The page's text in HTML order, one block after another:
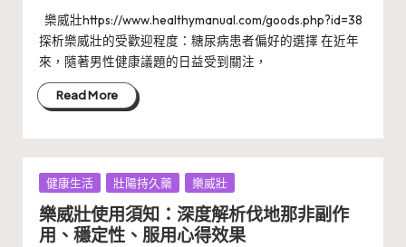
樂威壯https://www.healthymanual.com/goods.php?id=38
探析樂威壯的受歡迎程度：糖尿病患者偏好的選擇 在近年
來，隨著男性健康議題的日益受到關注，
Read More
Posted
in
健康生活 壯陽持久藥 樂威壯
樂威壯使用須知：深度解析伐地那非副作
用、穩定性、服用心得效果